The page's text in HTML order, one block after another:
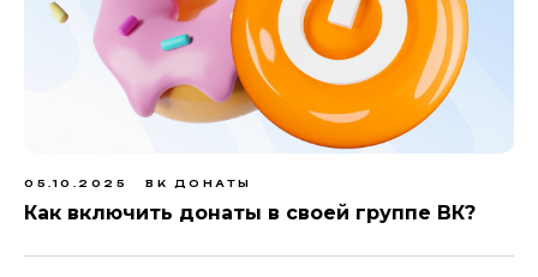
05.10.2025 ВК ДОНАТЫ
Как включить донаты в своей группе ВК?